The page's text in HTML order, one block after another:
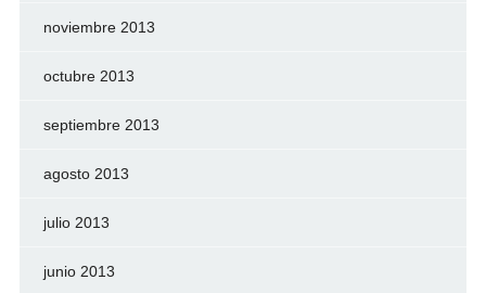
noviembre 2013
octubre 2013
septiembre 2013
agosto 2013
julio 2013
junio 2013